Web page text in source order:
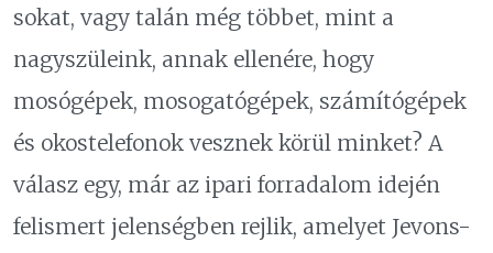
sokat, vagy talán még többet, mint a
nagyszüleink, annak ellenére, hogy
mosógépek, mosogatógépek, számítógépek
és okostelefonok vesznek körül minket? A
válasz egy, már az ipari forradalom idején
felismert jelenségben rejlik, amelyet Jevons-